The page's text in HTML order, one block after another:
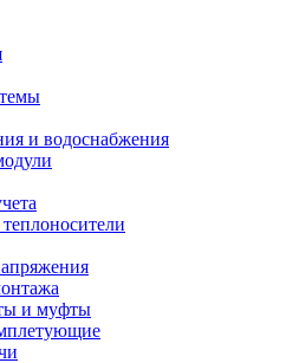
и водоснабжения
и муфты